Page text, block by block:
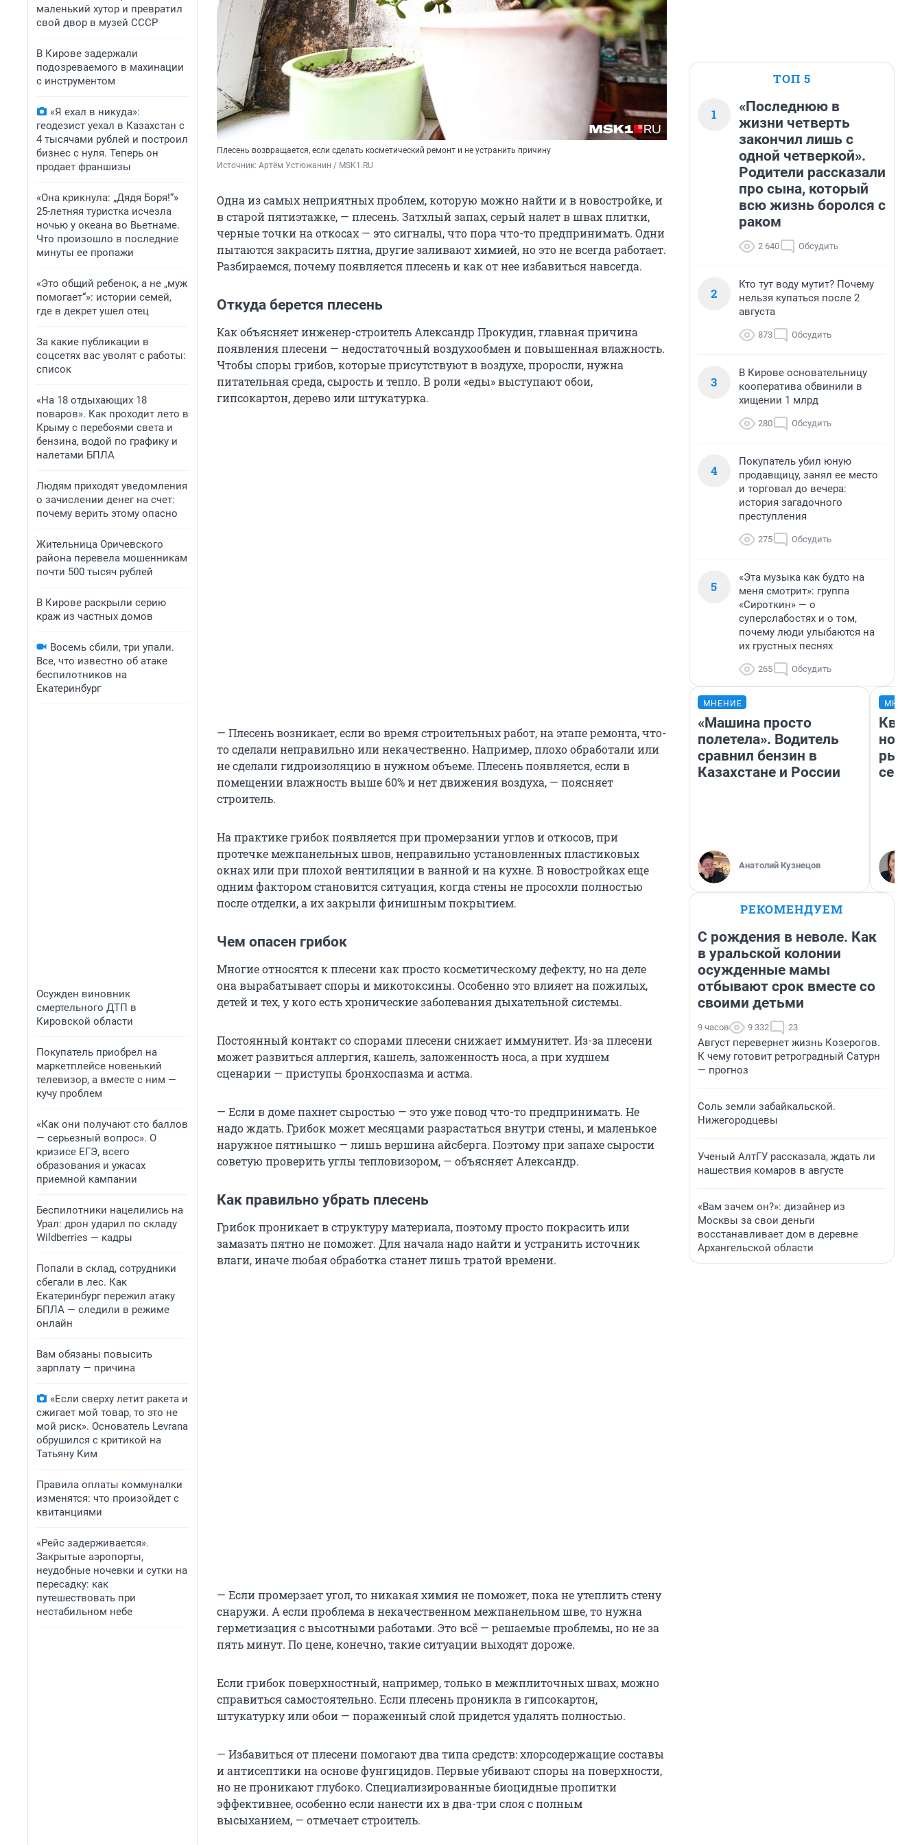
маленький хутор и превратил
свой двор в музей СССР
В Кирове задержали
подозреваемого в махинации
с инструментом
«Я ехал в никуда»:
геодезист уехал в Казахстан с
4 тысячами рублей и построил
бизнес с нуля. Теперь он
продает франшизы
«Она крикнула: „Дядя Боря!“»
25-летняя туристка исчезла
ночью у океана во Вьетнаме.
Что произошло в последние
минуты ее пропажи
«Это общий ребенок, а не „муж
помогает“»: истории семей,
где в декрет ушел отец
За какие публикации в
соцсетях вас уволят с работы:
список
«На 18 отдыхающих 18
поваров». Как проходит лето в
Крыму с перебоями света и
бензина, водой по графику и
налетами БПЛА
Людям приходят уведомления
о зачислении денег на счет:
почему верить этому опасно
Жительница Оричевского
района перевела мошенникам
почти 500 тысяч рублей
В Кирове раскрыли серию
краж из частных домов
Восемь сбили, три упали.
Все, что известно об атаке
беспилотников на
Екатеринбург
Осужден виновник
смертельного ДТП в
Кировской области
Покупатель приобрел на
маркетплейсе новенький
телевизор, а вместе с ним —
кучу проблем
«Как они получают сто баллов
— серьезный вопрос». О
кризисе ЕГЭ, всего
образования и ужасах
приемной кампании
Беспилотники нацелились на
Урал: дрон ударил по складу
Wildberries — кадры
Попали в склад, сотрудники
сбегали в лес. Как
Екатеринбург пережил атаку
БПЛА — следили в режиме
онлайн
Вам обязаны повысить
зарплату — причина
«Если сверху летит ракета и
сжигает мой товар, то это не
мой риск». Основатель Levrana
обрушился с критикой на
Татьяну Ким
Правила оплаты коммуналки
изменятся: что произойдет с
квитанциями
«Рейс задерживается».
Закрытые аэропорты,
неудобные ночевки и сутки на
пересадку: как
путешествовать при
нестабильном небе
Плесень возвращается, если сделать косметический ремонт и не устранить причину
Источник: Артём Устюжанин / MSK1.RU
Одна из самых неприятных проблем, которую можно найти и в новостройке, и
в старой пятиэтажке, — плесень. Затхлый запах, серый налет в швах плитки,
черные точки на откосах — это сигналы, что пора что-то предпринимать. Одни
пытаются закрасить пятна, другие заливают химией, но это не всегда работает.
Разбираемся, почему появляется плесень и как от нее избавиться навсегда.
Откуда берется плесень
Как объясняет инженер-строитель Александр Прокудин, главная причина
появления плесени — недостаточный воздухообмен и повышенная влажность.
Чтобы споры грибов, которые присутствуют в воздухе, проросли, нужна
питательная среда, сырость и тепло. В роли «еды» выступают обои,
гипсокартон, дерево или штукатурка.
— Плесень возникает, если во время строительных работ, на этапе ремонта, что-
то сделали неправильно или некачественно. Например, плохо обработали или
не сделали гидроизоляцию в нужном объеме. Плесень появляется, если в
помещении влажность выше 60% и нет движения воздуха, — поясняет
строитель.
На практике грибок появляется при промерзании углов и откосов, при
протечке межпанельных швов, неправильно установленных пластиковых
окнах или при плохой вентиляции в ванной и на кухне. В новостройках еще
одним фактором становится ситуация, когда стены не просохли полностью
после отделки, а их закрыли финишным покрытием.
Чем опасен грибок
Многие относятся к плесени как просто косметическому дефекту, но на деле
она вырабатывает споры и микотоксины. Особенно это влияет на пожилых,
детей и тех, у кого есть хронические заболевания дыхательной системы.
Постоянный контакт со спорами плесени снижает иммунитет. Из-за плесени
может развиться аллергия, кашель, заложенность носа, а при худшем
сценарии — приступы бронхоспазма и астма.
— Если в доме пахнет сыростью — это уже повод что-то предпринимать. Не
надо ждать. Грибок может месяцами разрастаться внутри стены, и маленькое
наружное пятнышко — лишь вершина айсберга. Поэтому при запахе сырости
советую проверить углы тепловизором, — объясняет Александр.
Как правильно убрать плесень
Грибок проникает в структуру материала, поэтому просто покрасить или
замазать пятно не поможет. Для начала надо найти и устранить источник
влаги, иначе любая обработка станет лишь тратой времени.
— Если промерзает угол, то никакая химия не поможет, пока не утеплить стену
снаружи. А если проблема в некачественном межпанельном шве, то нужна
герметизация с высотными работами. Это всё — решаемые проблемы, но не за
пять минут. По цене, конечно, такие ситуации выходят дороже.
Если грибок поверхностный, например, только в межплиточных швах, можно
справиться самостоятельно. Если плесень проникла в гипсокартон,
штукатурку или обои — пораженный слой придется удалять полностью.
— Избавиться от плесени помогают два типа средств: хлорсодержащие составы
и антисептики на основе фунгицидов. Первые убивают споры на поверхности,
но не проникают глубоко. Специализированные биоцидные пропитки
эффективнее, особенно если нанести их в два-три слоя с полным
высыханием, — отмечает строитель.
ТОП 5
1
«Последнюю в
жизни четверть
закончил лишь с
одной четверкой».
Родители рассказали
про сына, который
всю жизнь боролся с
раком
2 640 Обсудить
2
Кто тут воду мутит? Почему
нельзя купаться после 2
августа
873 Обсудить
3
В Кирове основательницу
кооператива обвинили в
хищении 1 млрд
280 Обсудить
4
Покупатель убил юную
продавщицу, занял ее место
и торговал до вечера:
история загадочного
преступления
275 Обсудить
5
«Эта музыка как будто на
меня смотрит»: группа
«Сироткин» — о
суперслабостях и о том,
почему люди улыбаются на
их грустных песнях
265 Обсудить
МНЕНИЕ
«Машина просто
полетела». Водитель
сравнил бензин в
Казахстане и России
Анатолий Кузнецов
но
РЕКОМЕНДУЕМ
С рождения в неволе. Как
в уральской колонии
осужденные мамы
отбывают срок вместе со
своими детьми
9 часов 9 332 23
Август перевернет жизнь Козерогов.
К чему готовит ретроградный Сатурн
— прогноз
Соль земли забайкальской.
Нижегородцевы
Ученый АлтГУ рассказала, ждать ли
нашествия комаров в августе
«Вам зачем он?»: дизайнер из
Москвы за свои деньги
восстанавливает дом в деревне
Архангельской области